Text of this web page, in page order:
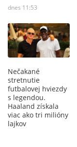
dnes 11:53
Nečakané
stretnutie
futbalovej hviezdy
s legendou.
Haaland získala
viac ako tri milióny
lajkov